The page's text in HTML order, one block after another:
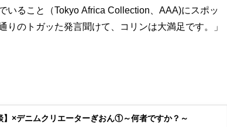
いること（Tokyo Africa Collection、AAA)にスポッ
りのトガッた発言聞けて、コリンは大満足です。」
】×デニムクリエーターぎおん①～何者ですか？～